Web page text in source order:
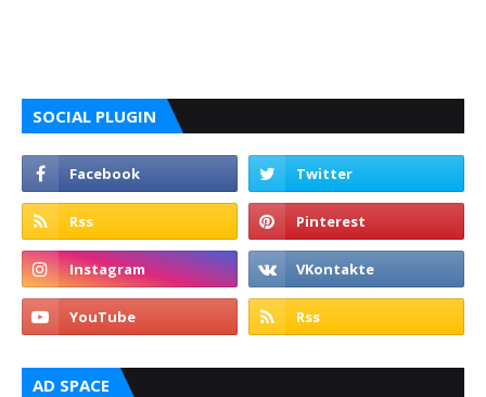
SOCIAL PLUGIN
AD SPACE